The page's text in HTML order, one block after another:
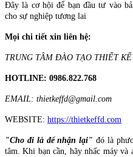
Đây là cơ hội để bạn đầu tư vào
cho sự nghiệp tương lai
Mọi chi tiết xin liên hệ:
TRUNG TÂM ĐÀO TẠO THIẾT
HOTLINE: 0986.822.768
EMAIL: thietkeffd@gmail.com
WEBSITE: https://thietkeffd.com
"Cho đi là để nhận lại" đó là
tâm. Khi bạn cần, hãy nhấc máy